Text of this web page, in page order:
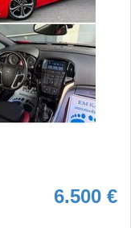
6.500 €